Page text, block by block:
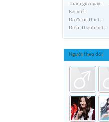
Tham gia ngày:
Bài viết:
Đã được thích:
Điểm thành tích:
Người theo dõi